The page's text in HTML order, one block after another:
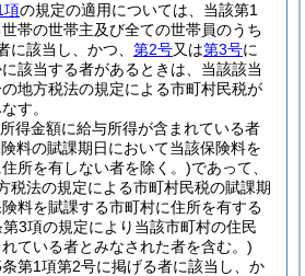
項の規定の適用については、当該第1
帯の世帯主及び全ての世帯員のうち
に該当し、かつ、 第2号又は第3号に
該当する者があるときは、当該該当
地方税法の規定による市町村民税が
す。
得金額に給与所得が含まれている者
料の賦課期日において当該保険料を
所を有しない者を除く。)であって、
税法の規定による市町村民税の賦課期
料を賦課する市町村に住所を有する
3項の規定により当該市町村の住民
ている者とみなされた者を含む。)
第1項第2号に掲げる者に該当し、か